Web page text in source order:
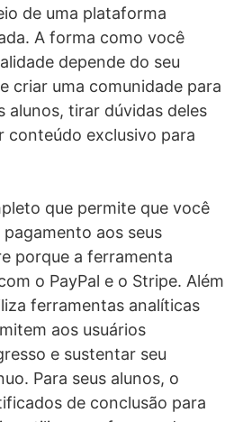
de uma plataforma
A forma como você
depende do seu
criar uma comunidade para
alunos, tirar dúvidas deles
conteúdo exclusivo para
que permite que você
aos seus
porque a ferramenta
o PayPal e o Stripe. Além
ferramentas analíticas
aos usuários
e sustentar seu
Para seus alunos, o
de conclusão para